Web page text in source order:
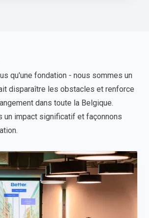
qu'une fondation - nous sommes un
disparaître les obstacles et renforce
dans toute la Belgique.
un impact significatif et façonnons